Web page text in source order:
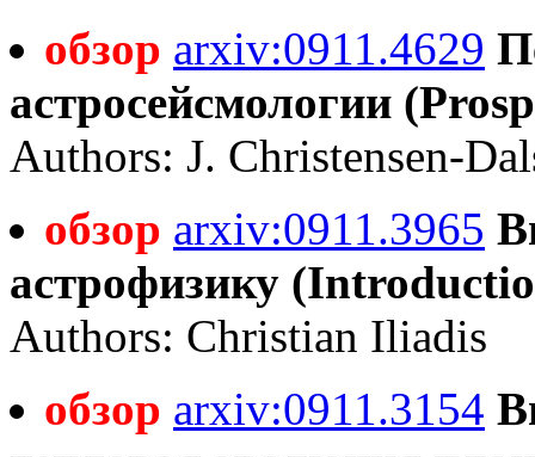
обзор arxiv:0911.4629
астросейсмологии
Authors: J. Christensen-
обзор arxiv:0911.3965
астрофизику
Authors: Christian Iliadis
обзор arxiv:0911.3154